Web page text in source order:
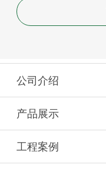
公司介绍
产品展示
工程案例